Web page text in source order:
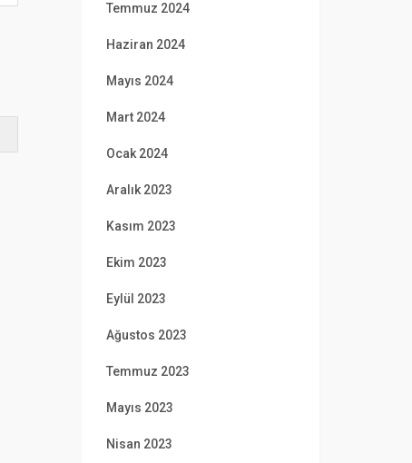
Temmuz 2024
Haziran 2024
Mayıs 2024
Mart 2024
Ocak 2024
Aralık 2023
Kasım 2023
Ekim 2023
Eylül 2023
Ağustos 2023
Temmuz 2023
Mayıs 2023
Nisan 2023